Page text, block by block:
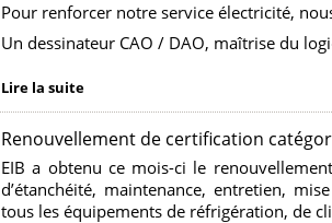
Pour renforcer notre service électricité,
Un dessinateur CAO / DAO, maîtrise du
Lire la suite
Renouvellement de certification
EIB a obtenu ce mois-ci le
d’étanchéité, maintenance, entretien,
tous les équipements de réfrigération, de